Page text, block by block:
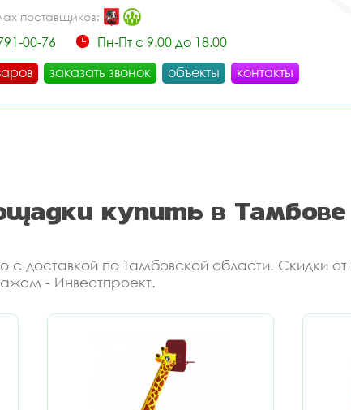
поставщиков:
00-76
Пн-Пт с 9.00 до 18.00
заказать звонок объекты контакты
купить в
доставкой по Тамбовской области. Скидки
- Инвестпроект.